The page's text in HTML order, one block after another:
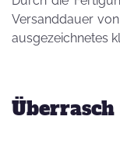
Versanddauer
ausgezeichnetes